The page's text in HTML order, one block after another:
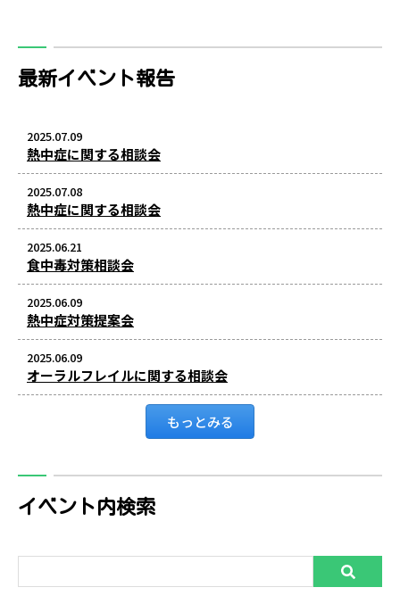
最新イベント報告
2025.07.09
熱中症に関する相談会
2025.07.08
熱中症に関する相談会
2025.06.21
食中毒対策相談会
2025.06.09
熱中症対策提案会
2025.06.09
オーラルフレイルに関する相談会
もっとみる
イベント内検索